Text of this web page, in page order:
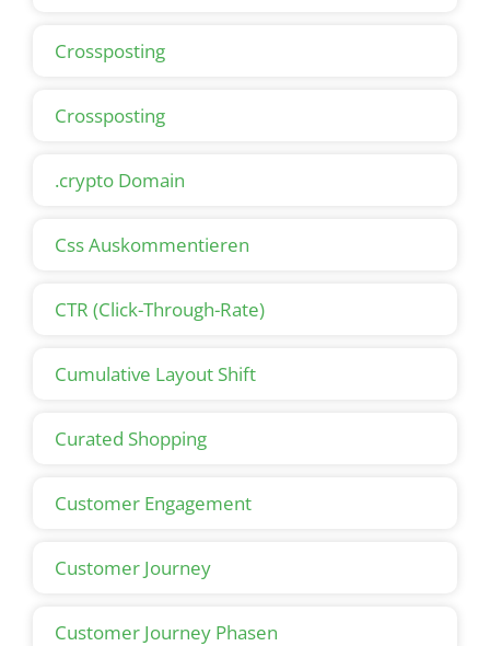
Crossposting
Crossposting
.crypto Domain
Css Auskommentieren
CTR (Click-Through-Rate)
Cumulative Layout Shift
Curated Shopping
Customer Engagement
Customer Journey
Customer Journey Phasen